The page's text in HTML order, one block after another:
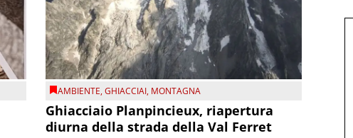
AMBIENTE,GHIACCIAI, MONTAGNA
Ghiacciaio Planpincieux, riapertura
diurna della strada della Val Ferret